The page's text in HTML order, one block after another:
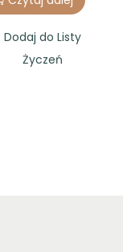
i
g
i
r
r
e
Dodaj do Listy
Życzeń